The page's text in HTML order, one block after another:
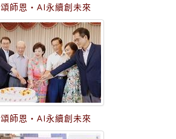
師恩‧AI永續創未來
師恩‧AI永續創未來